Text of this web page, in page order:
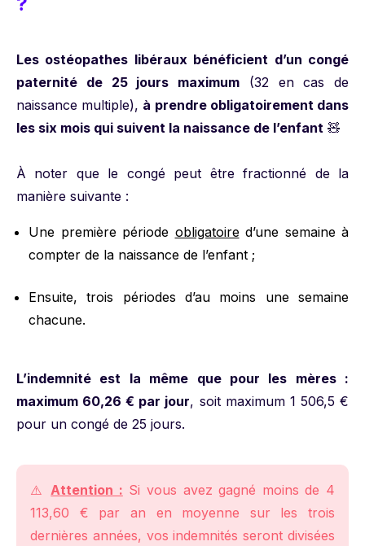
Les ostéopathes libéraux bénéficient d’un congé
paternité de 25 jours maximum (32 en cas de
naissance multiple), à prendre obligatoirement dans
les six mois qui suivent la naissance de l’enfant 🧸
À noter que le congé peut être fractionné de la
manière suivante :
Une première période obligatoired’une semaine à
compter de la naissance de l’enfant ;
Ensuite, trois périodes d’au moins une semaine
chacune.
L’indemnité est la même que pour les mères :
maximum 60,26 € par jour, soit maximum 1 506,5 €
pour un congé de 25 jours.
⚠️Attention : Si vous avez gagné moins de 4
113,60 € par an en moyenne sur les trois
dernières années, vos indemnités seront divisées